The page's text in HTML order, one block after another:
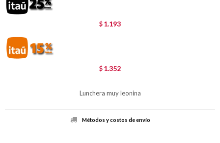
$ 1.193
$ 1.352
Lunchera muy leonina
Métodos y costos de envío